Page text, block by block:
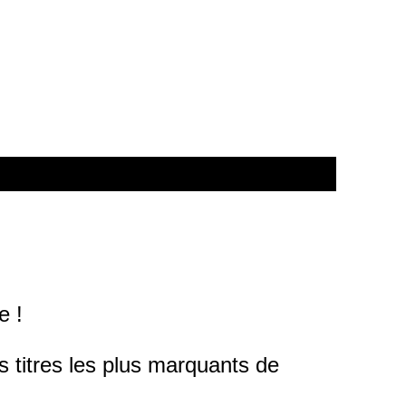
!
titres les plus marquants de